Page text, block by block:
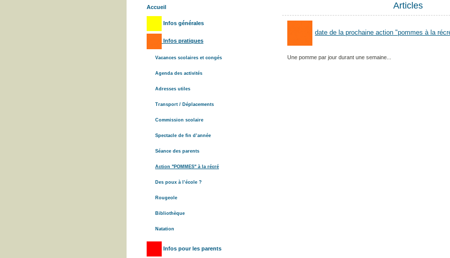
Accueil
Infos générales
Infos pratiques
Vacances scolaires et congés
Agenda des activités
Adresses utiles
Transport / Déplacements
Commission scolaire
Spectacle de fin d’année
Séance des parents
Action "POMMES" à la récré
Des poux à l’école ?
Rougeole
Bibliothèque
Natation
Infos pour les parents
Articles
date de la prochaine action "pommes à la
Une pomme par jour durant une semaine...